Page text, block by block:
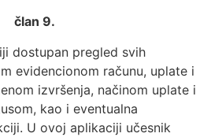
član 9.
dostupan pregled svih
evidencionom računu, uplate i
izvršenja, načinom uplate i
kao i eventualna
U ovoj aplikaciji učesnik